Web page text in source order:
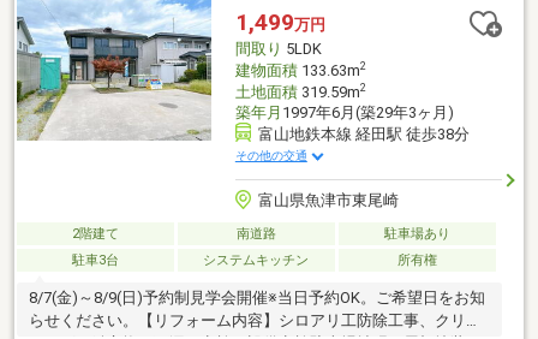
換、クロス張替え、畳表替え、障子・襖張替え●インターホン設
置、火災警報器設置、照明器具交換【おすすめポイント】・本物
件
1,499万円
間取り 5LDK
建物面積133.63m2
土地面積319.59m2
築年月 1997年6月(築29年3ヶ月)
富山地鉄本線 経田駅 徒歩38分
その他の交通
富山県魚津市東尾崎
2階建て 南道路
駐車場あり
駐車3台
システムキッチン 所有権
8/7(金)～8/9(日)予約制見学会開催※当日予約OK。ご希望日をお知
らせください。【リフォーム内容】シロアリ工防除工事、クリー